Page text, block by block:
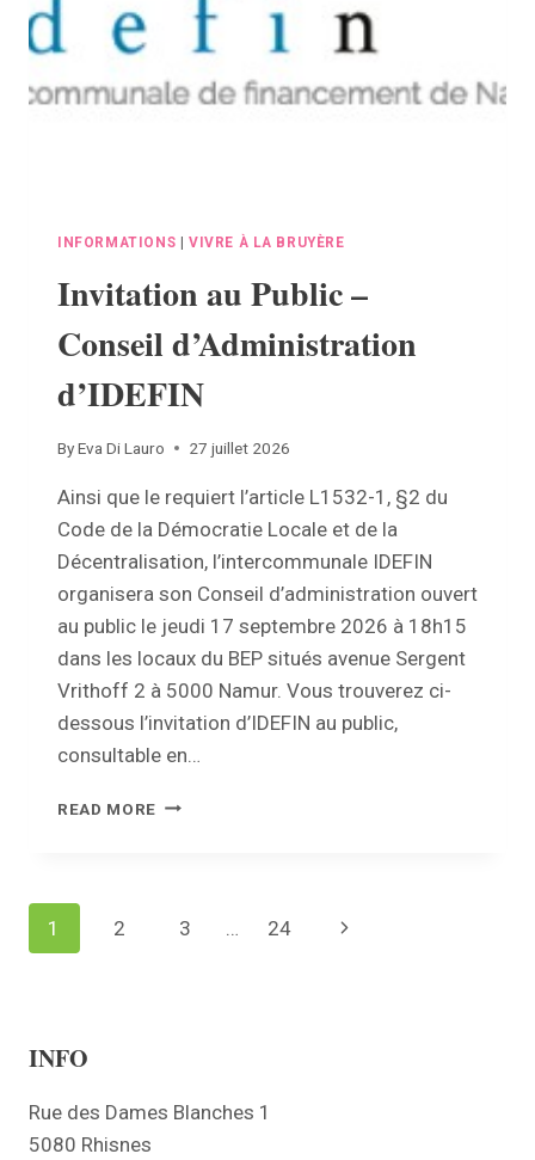
INFORMATIONS VIVRE À LA BRUYÈRE
Invitation au Public –
Conseil d’Administration
d’IDEFIN
ByEva Di Lauro 27 juillet 2026
Ainsi que le requiert l’article L1532-1, §2 du
Code de la Démocratie Locale et de la
Décentralisation, l’intercommunale IDEFIN
organisera son Conseil d’administration ouvert
au public le jeudi 17 septembre 2026 à 18h15
dans les locaux du BEP situés avenue Sergent
Vrithoff 2 à 5000 Namur. Vous trouverez ci-
dessous l’invitation d’IDEFIN au public,
consultable en…
READ MORE INVITATION
D’ADMINISTRATION
Page
1 2 3 … 24
Next
INFO
Rue des Dames Blanches 1
5080 Rhisnes